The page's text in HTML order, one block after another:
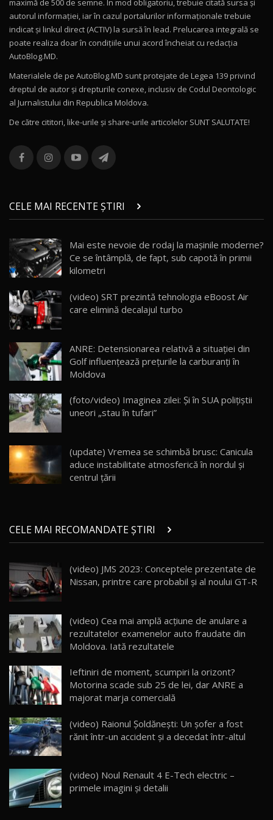
Drive AutoBlog.MD
16:27
11
Noul Volvo ES90 / Test Drive AutoBlog.MD
12
Noul MG HS / Test Drive AutoBlog.MD
16:48
13
combină aventura cu luxul / AutoBlog.MD
36:08
chinez care face lumea să se întoarcă după el
/ AutoBlog.MD
17:27
15 14:37
16
AutoBlogMD
13:10
17 20:06
Va fi modelul nr.1 BYD în Moldova? BYD Seal U
30:08
AutoBlog.MD
23:36
20
Noul ZEEKR 7X / Test Drive AutoBlog.MD
29:08
21
Micul BYD Dolphin Surf / Test Drive
AutoBlog.MD
16:59
22
Noua Mazda 6e / Test Drive AutoBlog.MD
26:59
23
Lynk & Co 01 / Test Drive AutoBlog.MD
25:19
24
ZEEKR 009: Cel mai Performant și Confortabil
Van Electric Testat în Moldova / AutoBlog.MD
26:38
25
mai Exclusiv și Puternic Defender Testat în
Moldova
32:21
26
AutoBlog.MD
10:57
maximă de 500 de semne. În mod obligatoriu, trebuie citată sursa și
autorul informației, iar în cazul portalurilor informaționale trebuie
indicat și linkul direct (ACTIV) la sursă în lead. Prelucarea integrală se
poate realiza doar în condițiile unui acord încheiat cu redacţia
AutoBlog.MD.
Materialele de pe AutoBlog.MD sunt protejate de Legea 139 privind
dreptul de autor și drepturile conexe, inclusiv de Codul Deontologic
al Jurnalistului din Republica Moldova.
De către cititori, like-urile şi share-urile articolelor SUNT SALUTATE!
CELE MAI RECENTE ȘTIRI
Mai este nevoie de rodaj la mașinile moderne?
Ce se întâmplă, de fapt, sub capotă în primii
kilometri
(video) SRT prezintă tehnologia eBoost Air
care elimină decalajul turbo
ANRE: Detensionarea relativă a situației din
Golf influențează prețurile la carburanți în
Moldova
(foto/video) Imaginea zilei: Și în SUA polițiștii
uneori „stau în tufari”
(update) Vremea se schimbă brusc: Canicula
aduce instabilitate atmosferică în nordul și
centrul țării
CELE MAI RECOMANDATE ȘTIRI
(video) JMS 2023: Conceptele prezentate de
Nissan, printre care probabil şi al noului GT-R
(video) Cea mai amplă acțiune de anulare a
rezultatelor examenelor auto fraudate din
Moldova. Iată rezultatele
Ieftiniri de moment, scumpiri la orizont?
Motorina scade sub 25 de lei, dar ANRE a
majorat marja comercială
(video) Raionul Șoldănești: Un șofer a fost
rănit într-un accident și a decedat într-altul
(video) Noul Renault 4 E-Tech electric –
primele imagini și detalii